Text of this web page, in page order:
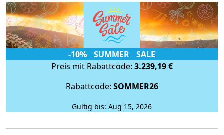
-10% SUMMER SALE
Preis mit Rabattcode: 3.239,19 €
Rabattcode: SOMMER26
Gültig bis: Aug 15, 2026